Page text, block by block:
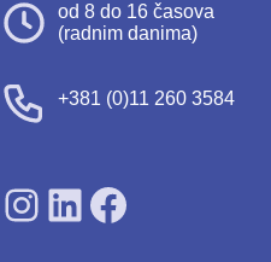
od 8 do 16 časova
(radnim danima)
+381 (0)11 260 3584
SDPS on Instagram
SDPS on Lunkedin
SDPS on Facebook